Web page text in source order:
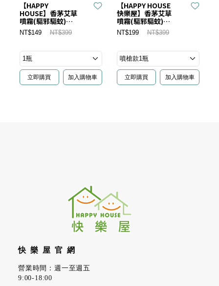
【HAPPY
HOUSE】香茅艾草
噴霧(驅邪驅蚊)
100ML
NT$149 NT$399
立即購買 加入購物車
【HAPPY HOUSE
快樂屋】香茅艾草
噴霧(驅邪驅蚊)
500ML
NT$199 NT$399
立即購買 加入購物車
快樂屋官網
營業時間：週一至週五
9:00-18:00